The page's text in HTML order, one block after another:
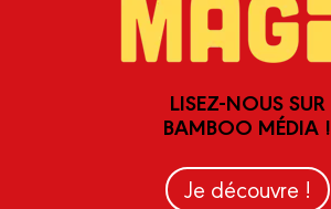
LISEZ-NOUS SUR
BAMBOO MÉDIA !
Je découvre !